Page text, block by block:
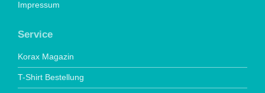
Impressum
Service
Korax Magazin
T-Shirt Bestellung